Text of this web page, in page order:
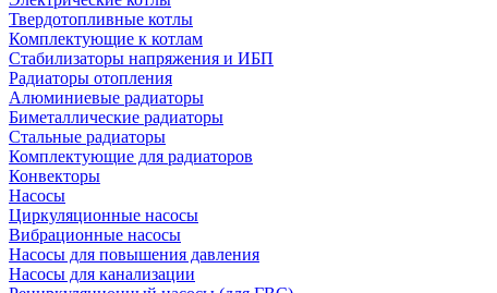
Твердотопливные котлы
Комплектующие к котлам
Стабилизаторы напряжения и ИБП
Радиаторы отопления
Алюминиевые радиаторы
Биметаллические радиаторы
Стальные радиаторы
Комплектующие для радиаторов
Конвекторы
Насосы
Циркуляционные насосы
Вибрационные насосы
Насосы для повышения давления
Насосы для канализации